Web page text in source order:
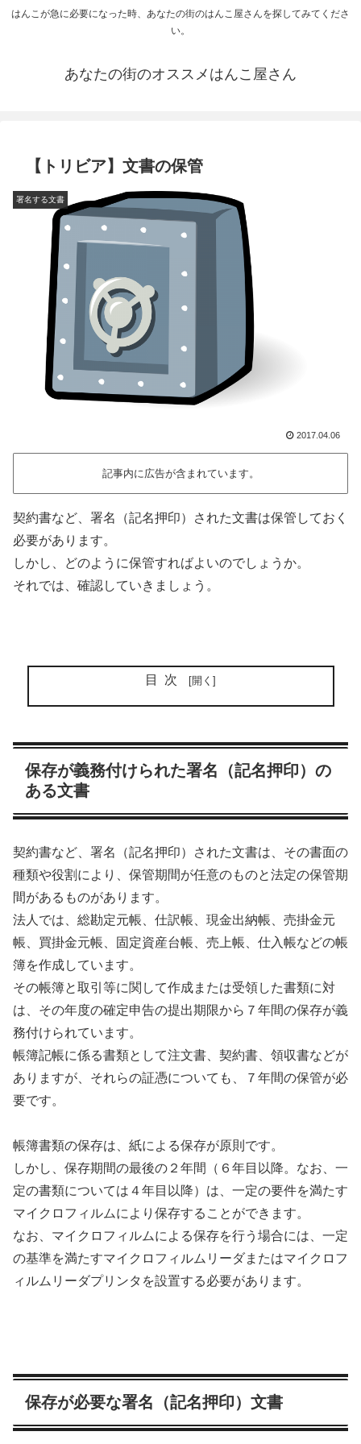
はんこが急に必要になった時、あなたの街のはんこ屋さんを探してみてくださ
い。
あなたの街のオススメはんこ屋さん
【トリビア】文書の保管
署名する文書
2017.04.06
記事内に広告が含まれています。
契約書など、署名（記名押印）された文書は保管しておく
必要があります。
しかし、どのように保管すればよいのでしょうか。
それでは、確認していきましょう。
目次
保存が義務付けられた署名（記名押印）の
ある文書
契約書など、署名（記名押印）された文書は、 その書面の
種類や役割により、保管期間が任意のものと法定の保管期
間があるものがあります。
法人では、総勘定元帳、仕訳帳、現金出納帳、売掛金元
帳、買掛金元帳、固定資産台帳、売上帳、仕入帳などの帳
簿を作成しています。
その帳簿と取引等に関して作成または受領した書類に対
は、その年度の確定申告の提出期限から７年間の保存が義
務付けられています。
帳簿記帳に係る書類として注文書、契約書、領収書などが
ありますが、それらの証憑についても、７年間の保管が必
要です。
帳簿書類の保存は、 紙による保存が原則 です。
しかし、保存期間の最後の２年間（６年目以降。なお、一
定の書類については４年目以降）は、一定の要件を満たす
マイクロフィルムにより保存することができます。
なお、マイクロフィルムによる保存を行う場合には、一定
の基準を満たすマイクロフィルムリーダまたはマイクロフ
ィルムリーダプリンタを設置する必要があります。
保存が必要な署名（記名押印）文書